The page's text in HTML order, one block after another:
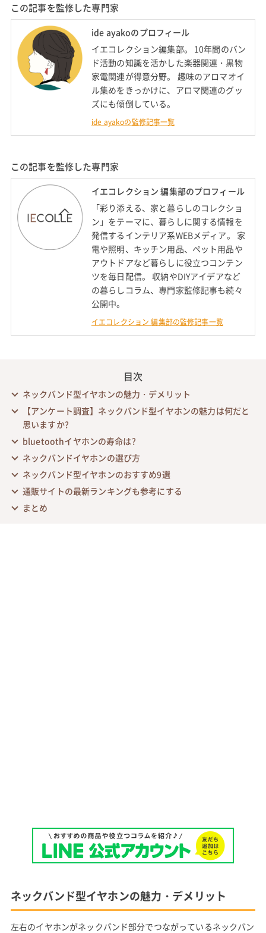
この記事を監修した専門家
ide ayakoのプロフィール
イエコレクション編集部。 10年間のバン
ド活動の知識を活かした楽器関連・黒物
家電関連が得意分野。 趣味のアロマオイ
ル集めをきっかけに、アロマ関連のグッ
ズにも傾倒している。
ide ayakoの監修記事一覧
この記事を監修した専門家
イエコレクション 編集部のプロフィール
「彩り添える、家と暮らしのコレクショ
ン」をテーマに、暮らしに関する情報を
発信するインテリア系WEBメディア。 家
電や照明、キッチン用品、ペット用品や
アウトドアなど暮らしに役立つコンテン
ツを毎日配信。 収納やDIYアイデアなど
の暮らしコラム、専門家監修記事も続々
公開中。
イエコレクション 編集部の監修記事一覧
目次
ネックバンド型イヤホンの魅力・デメリット
【アンケート調査】ネックバンド型イヤホンの魅力は何だと
思いますか?
bluetoothイヤホンの寿命は?
ネックバンドイヤホンの選び方
ネックバンド型イヤホンのおすすめ9選
通販サイトの最新ランキングも参考にする
まとめ
ネックバンド型イヤホンの魅力・デメリット
左右のイヤホンがネックバンド部分でつながっているネックバン